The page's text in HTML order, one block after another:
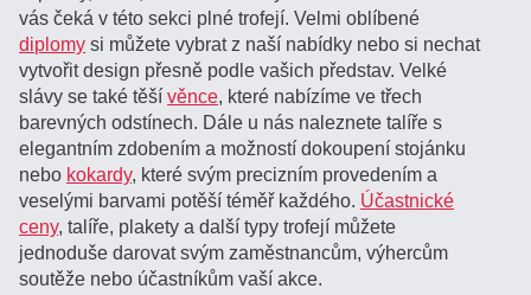
vás čeká v této sekci plné trofejí. Velmi oblíbené
diplomy si můžete vybrat z naší nabídky nebo si nechat
vytvořit design přesně podle vašich představ. Velké
slávy se také těšívěnce, které nabízíme ve třech
barevných odstínech. Dále u nás naleznete talíře s
elegantním zdobením a možností dokoupení stojánku
nebo kokardy, které svým precizním provedením a
veselými barvami potěší téměř každého. Účastnické
ceny, talíře, plakety a další typy trofejí můžete
jednoduše darovat svým zaměstnancům, výhercům
soutěže nebo účastníkům vaší akce.